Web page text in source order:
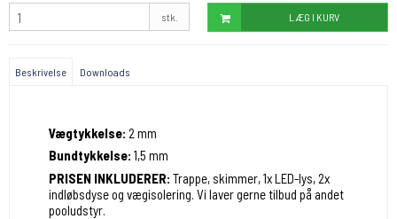
stk. LÆG I KURV
Beskrivelse Downloads
Vægtykkelse: 2 mm
Bundtykkelse: 1,5 mm
PRISEN INKLUDERER: Trappe, skimmer, 1x LED-lys, 2x
indløbsdyse og vægisolering. Vi laver gerne tilbud på andet
pooludstyr.